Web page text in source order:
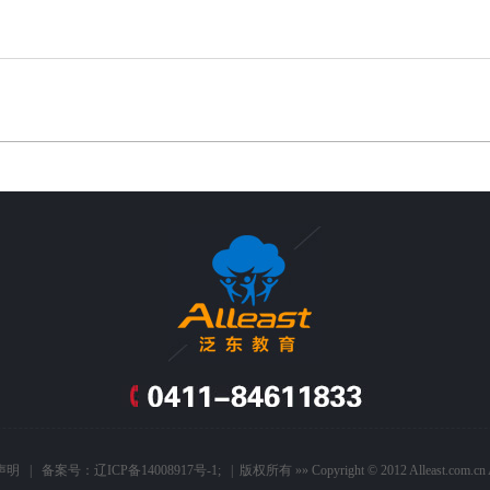
明 | 备案号： 辽ICP备14008917号-1; | 版权所有 »» Copyright © 2012 Alleast.com.cn